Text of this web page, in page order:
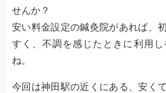
せんか？
安い料金設定の鍼灸院があれば、
すく、不調を感じたときに利用
ね。
今回は神田駅の近くにある、安く